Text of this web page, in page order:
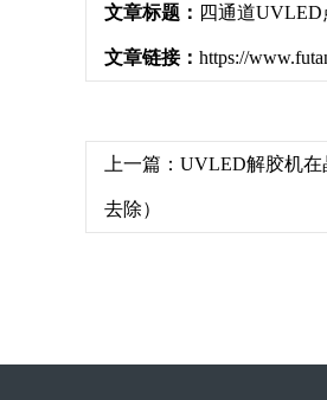
文章标题： 四通道UVLED
文章链接： https://
上一篇： UVLED解胶机在
去除）